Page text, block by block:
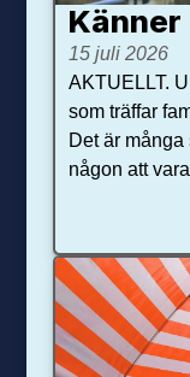
Känner
15 juli 2026
AKTUELLT.
som träffar
Det är
någon att